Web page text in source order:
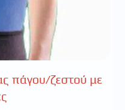
πάγου/ζεστού με